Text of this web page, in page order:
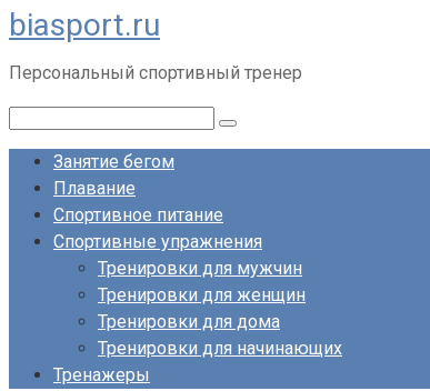
Перейти
к
контенту
biasport.ru
Персональный спортивный тренер
Занятие бегом
Плавание
Спортивное питание
Спортивные упражнения
Тренировки для мужчин
Тренировки для женщин
Тренировки для дома
Тренировки для начинающих
Тренажеры